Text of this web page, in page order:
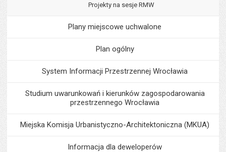
Projekty na sesje RMW
Plany miejscowe uchwalone
Plan ogólny
System Informacji Przestrzennej Wrocławia
Studium uwarunkowań i kierunków zagospodarowania
przestrzennego Wrocławia
Miejska Komisja Urbanistyczno-Architektoniczna (MKUA)
Informacja dla deweloperów